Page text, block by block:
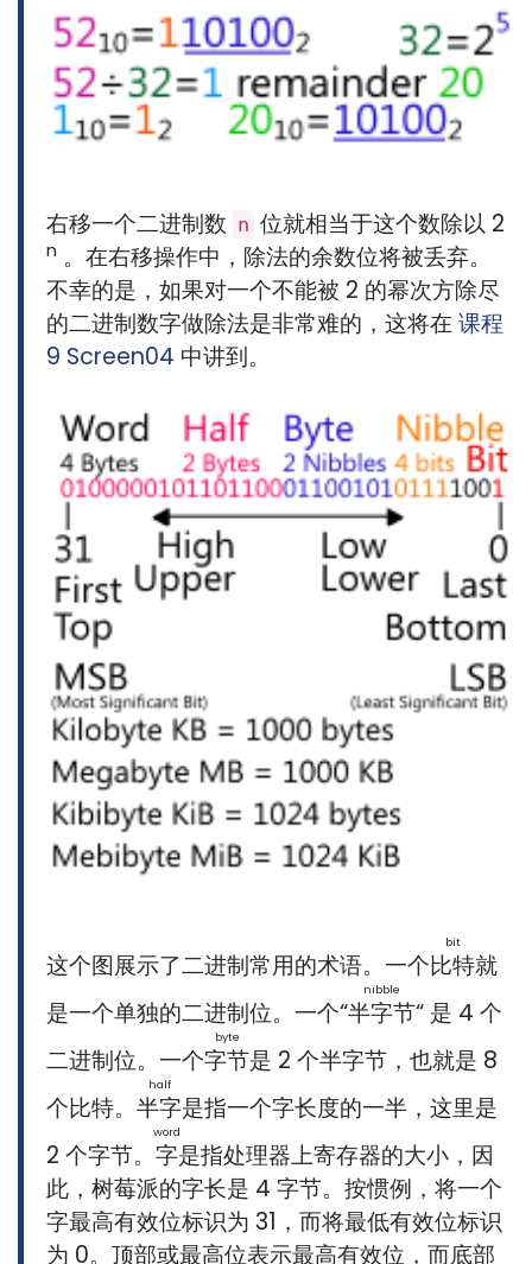
右移一个二进制数 n 位就相当于这个数除以 2
n 。在右移操作中，除法的余数位将被丢弃。
不幸的是，如果对一个不能被 2 的幂次方除尽
的二进制数字做除法是非常难的，这将在课程
9 Screen04 中讲到。
这个图展示了二进制常用的术语。一个比特
bit
就
是一个单独的二进制位。一个“半字节
nibble
“ 是 4 个
二进制位。一个字节
byte
是 2 个半字节，也就是 8
个比特。半字
half
是指一个字长度的一半，这里是
2 个字节。字
word
是指处理器上寄存器的大小，因
此，树莓派的字长是 4 字节。按惯例，将一个
字最高有效位标识为 31，而将最低有效位标识
为 0。顶部或最高位表示最高有效位，而底部